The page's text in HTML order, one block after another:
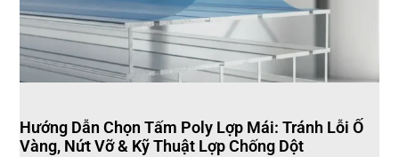
Hướng Dẫn Chọn Tấm Poly Lợp Mái: Tránh Lỗi Ố
Vàng, Nứt Vỡ & Kỹ Thuật Lợp Chống Dột